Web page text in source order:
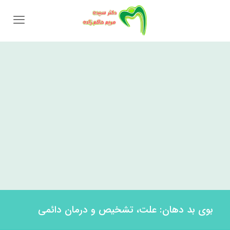
بوی بد دهان: علت، تشخیص و درمان دائمی